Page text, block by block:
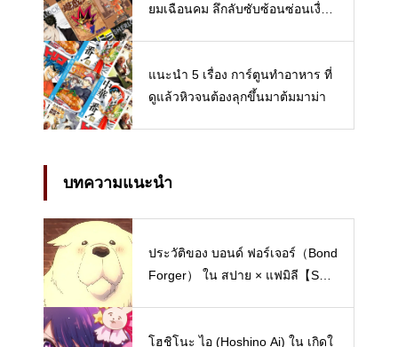
ยมเฉือนคม ลึกลับซับซ้อนซ่อนเงื่อน
แนะนำ 5 เรื่อง การ์ตูนทำอาหาร ที่
ดูแล้วหิวจนต้องลุกขึ้นมาต้มมาม่า
บทความแนะนำ
ประวัติของ บอนด์ ฟอร์เจอร์（Bond
Forger） ใน สปาย × แฟมิลี【SPY
โฮชิโนะ ไอ (Hoshino Ai) ใน เกิดใ